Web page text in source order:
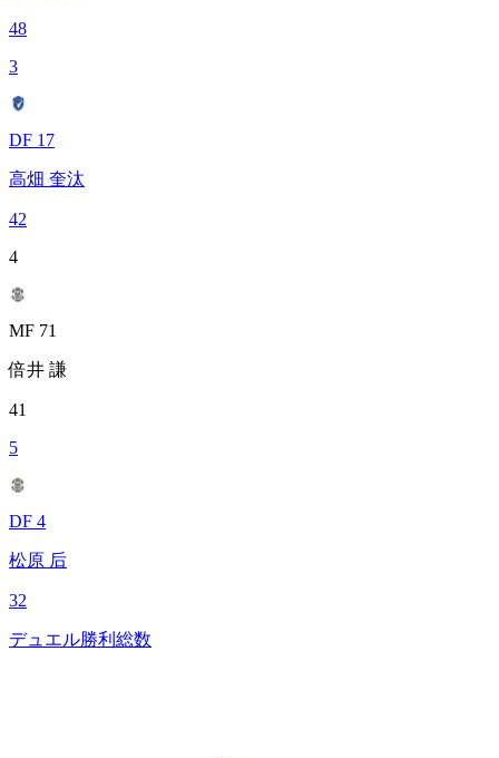
48
3
DF 17
高畑 奎汰
42
4
MF 71
倍井 謙
41
5
DF 4
松原 后
32
デュエル勝利総数